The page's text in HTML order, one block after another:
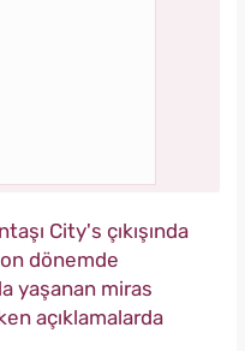
City's çıkışında
dönemde
yaşanan miras
açıklamalarda